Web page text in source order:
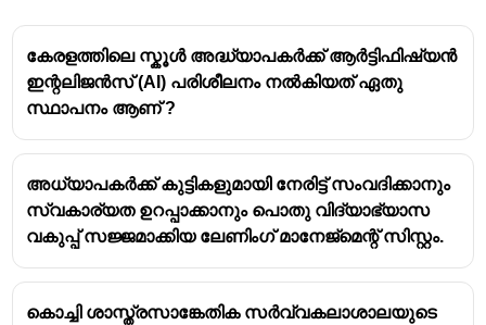
കേരളത്തിലെ സ്കൂൾ അദ്ധ്യാപകർക്ക് ആർട്ടിഫിഷ്യൻ
ഇന്റലിജൻസ് (AI) പരിശീലനം നൽകിയത് ഏതു
സ്ഥാപനം ആണ് ?
അധ്യാപകർക്ക് കുട്ടികളുമായി നേരിട്ട് സംവദിക്കാനും
സ്വകാര്യത ഉറപ്പാക്കാനും പൊതു വിദ്യാഭ്യാസ
വകുപ്പ് സജ്ജമാക്കിയ ലേണിംഗ് മാനേജ്മെന്റ് സിസ്റ്റം.
കൊച്ചി ശാസ്ത്രസാങ്കേതിക സർവ്വകലാശാലയുടെ